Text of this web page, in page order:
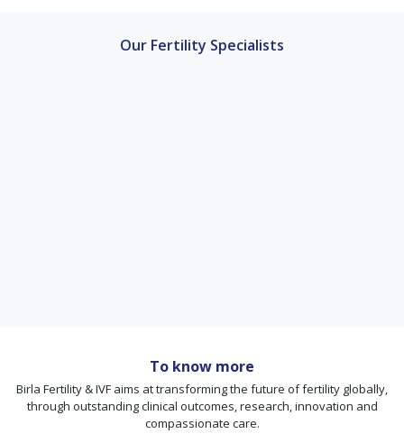
Our Fertility Specialists
To know more
Birla Fertility & IVF aims at transforming the future of fertility globally,
through outstanding clinical outcomes, research, innovation and
compassionate care.